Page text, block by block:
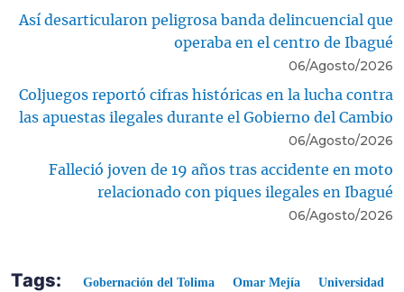
Así desarticularon peligrosa banda delincuencial que
operaba en el centro de Ibagué
06/Agosto/2026
Coljuegos reportó cifras históricas en la lucha contra
las apuestas ilegales durante el Gobierno del Cambio
06/Agosto/2026
Falleció joven de 19 años tras accidente en moto
relacionado con piques ilegales en Ibagué
06/Agosto/2026
Tags: Gobernación del Tolima Omar Mejía
Universidad